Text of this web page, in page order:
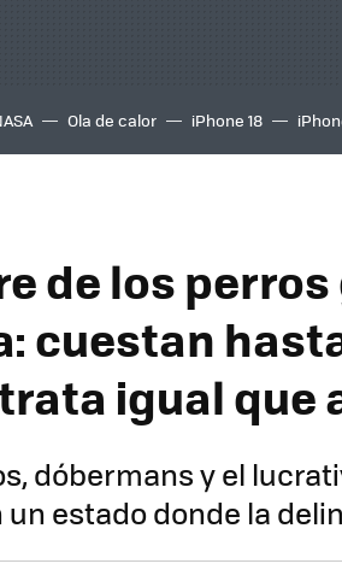
Ola de calor iPhone 18
de los
cuestan
igual que
dóbermans y el
un estado donde la